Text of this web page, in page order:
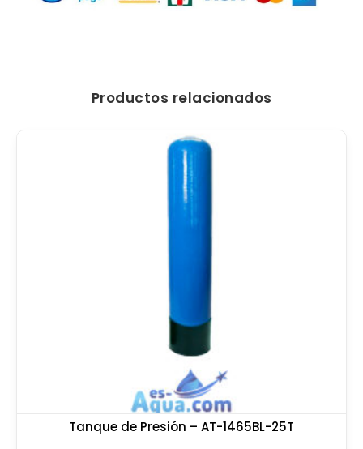
Productos relacionados
Tanque de Presión – AT-1465BL-25T